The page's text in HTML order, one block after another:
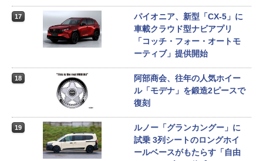
17
パイオニア、新型「CX-5」に
車載クラウド型ナビアプリ
「コッチ・フォー・オートモ
ーティブ」提供開始
18
阿部商会、往年の人気ホイー
ル「モデナ」を鍛造2ピースで
復刻
19
ルノー「グランカングー」に
試乗 3列シートのロングホイ
ールベースがもたらす「自由